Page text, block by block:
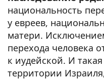
национальность
у евреев,
матери.
перехода человека
к иудейской. И
территории